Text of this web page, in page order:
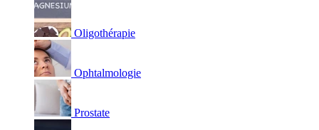
Oligothérapie
Ophtalmologie
Prostate